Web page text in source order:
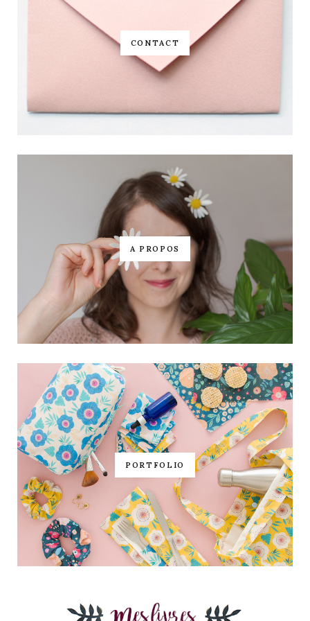
CONTACT
A PROPOS
PORTFOLIO